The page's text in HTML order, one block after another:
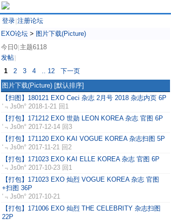
登录 注册论坛
EXO论坛 > 图片下载(Picture)
今日0 主题6118
发帖
1 2 3 4 .. 12
下一页
图片下载(Picture) [默认排序]
【扫图】180121 EXO Ceci 杂志 2月号 2018 杂志内页 6P
‘﹃Js0n° 2018-1-21 回1
【打包】171212 EXO 世勋 LEON KOREA 杂志 官图 6P
‘﹃Js0n° 2017-12-14 回3
【打包】171120 EXO KAI VOGUE KOREA 杂志扫图 5P
‘﹃Js0n° 2017-11-21 回2
【打包】171023 EXO KAI ELLE KOREA 杂志 官图 6P
‘﹃Js0n° 2017-10-23 回1
【打包】171023 EXO 灿烈 VOGUE KOREA 杂志 官图
+扫图 36P
‘﹃Js0n° 2017-10-21
【打包】171006 EXO 灿烈 THE CELEBRITY 杂志扫图
22P